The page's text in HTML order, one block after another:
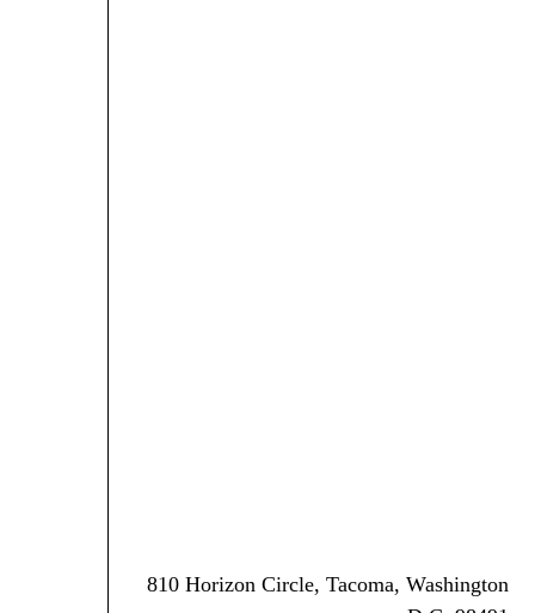
810 Horizon Circle, Tacoma, Washington